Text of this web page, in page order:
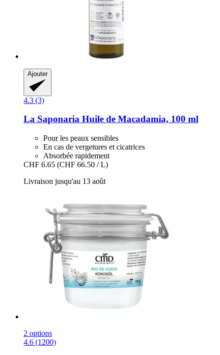
Ajouter
4.3 (3)
La Saponaria Huile de Macadamia, 100 ml
Pour les peaux sensibles
En cas de vergetures et cicatrices
Absorbée rapidement
CHF 6.65 (CHF 66.50 / L)
Livraison jusqu'au 13 août
2 options
4.6 (1200)